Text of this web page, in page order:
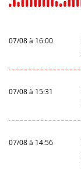
07/08 à 16:00
07/08 à 15:31
07/08 à 14:56